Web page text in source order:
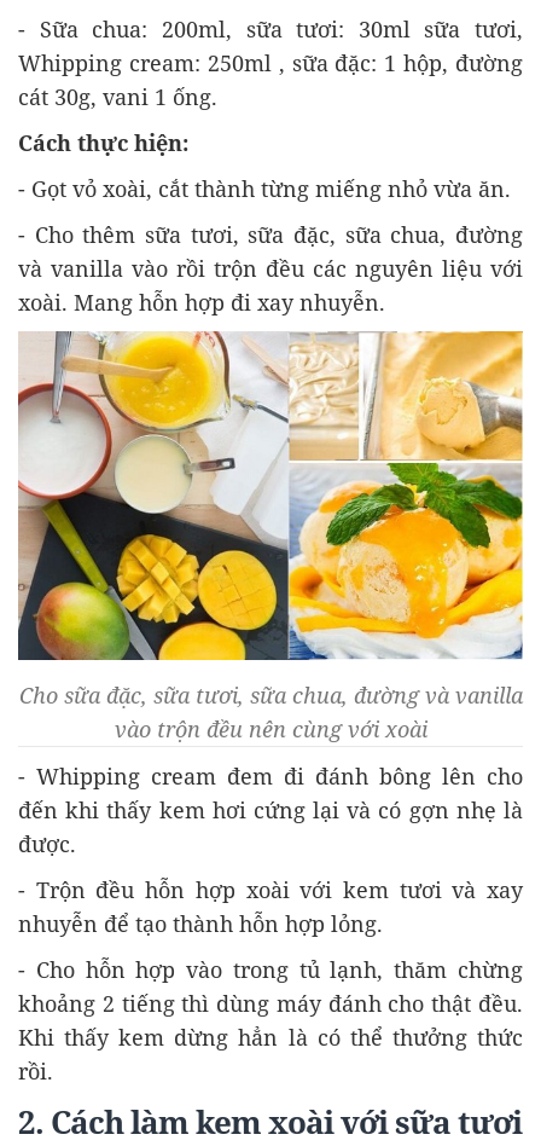
- Sữa chua: 200ml, sữa tươi: 30ml sữa tươi,
Whipping cream: 250ml , sữa đặc: 1 hộp, đường
cát 30g, vani 1 ống.
Cách thực hiện:
- Gọt vỏ xoài, cắt thành từng miếng nhỏ vừa ăn.
- Cho thêm sữa tươi, sữa đặc, sữa chua, đường
và vanilla vào rồi trộn đều các nguyên liệu với
xoài. Mang hỗn hợp đi xay nhuyễn.
Cho sữa đặc, sữa tươi, sữa chua, đường và vanilla
vào trộn đều nên cùng với xoài
- Whipping cream đem đi đánh bông lên cho
đến khi thấy kem hơi cứng lại và có gợn nhẹ là
được.
- Trộn đều hỗn hợp xoài với kem tươi và xay
nhuyễn để tạo thành hỗn hợp lỏng.
- Cho hỗn hợp vào trong tủ lạnh, thăm chừng
khoảng 2 tiếng thì dùng máy đánh cho thật đều.
Khi thấy kem dừng hẳn là có thể thưởng thức
rồi.
2. Cách làm kem xoài với sữa tươi